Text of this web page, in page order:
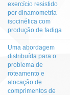
exercício resistido
por dinamometria
isocinética com
produção de fadiga
Uma abordagem
distribuída para o
problema de
roteamento e
alocação de
comprimentos de